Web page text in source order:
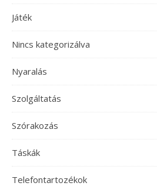
Játék
Nincs kategorizálva
Nyaralás
Szolgáltatás
Szórakozás
Táskák
Telefontartozékok